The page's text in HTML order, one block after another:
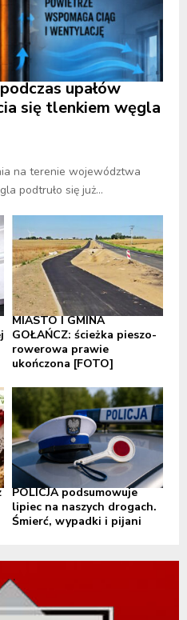
upałów
się tlenkiem węgla
na terenie województwa
podtruło się już...
MIASTO I GMINA
GOŁAŃCZ: ścieżka pieszo-
rowerowa prawie
ukończona [FOTO]
POLICJA podsumowuje
lipiec na naszych drogach.
Śmierć, wypadki i pijani